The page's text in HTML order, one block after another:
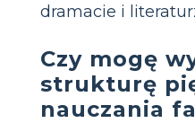
dramacie i
Czy mogę
strukturę
nauczania